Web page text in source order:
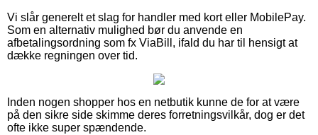
Vi slår generelt et slag for handler med kort eller MobilePay.
Som en alternativ mulighed bør du anvende en
afbetalingsordning som fx ViaBill, ifald du har til hensigt at
dække regningen over tid.
Inden nogen shopper hos en netbutik kunne de for at være
på den sikre side skimme deres forretningsvilkår, dog er det
ofte ikke super spændende.